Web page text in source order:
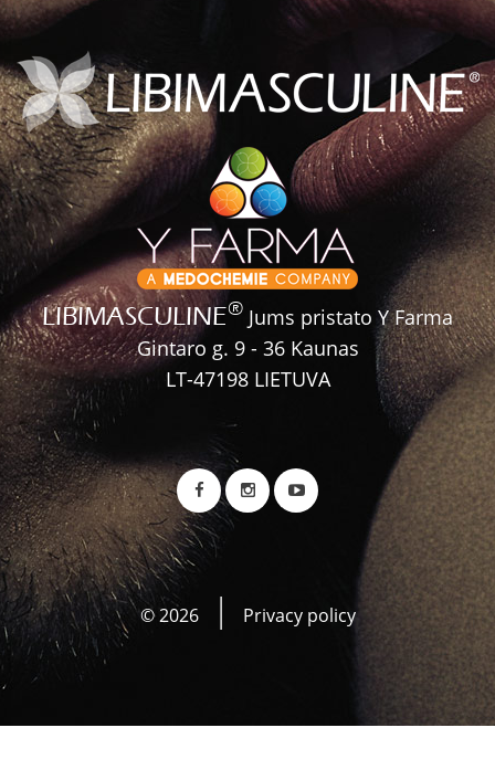
LIBIMASCULINE® Jums pristato Y Farma
Gintaro g. 9 - 36 Kaunas
LT-47198 LIETUVA
© 2026 Privacy policy